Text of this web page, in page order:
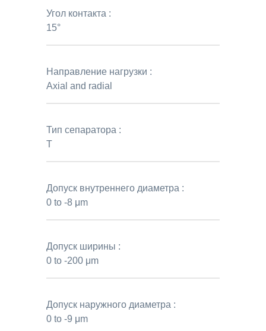
Угол контакта :
15°
Направление нагрузки :
Axial and radial
Тип сепаратора :
T
Допуск внутреннего диаметра :
0 to -8 μm
Допуск ширины :
0 to -200 μm
Допуск наружного диаметра :
0 to -9 μm